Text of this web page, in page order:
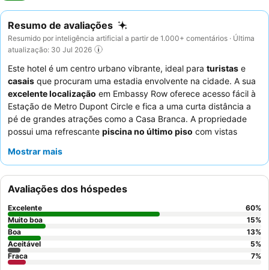
Resumo de avaliações
Resumido por inteligência artificial a partir de 1.000+ comentários · Última
atualização: 30 Jul 2026
Este hotel é um centro urbano vibrante, ideal para turistas e
casais que procuram uma estadia envolvente na cidade. A sua
excelente localização em Embassy Row oferece acesso fácil à
Estação de Metro Dupont Circle e fica a uma curta distância a
pé de grandes atrações como a Casa Branca. A propriedade
possui uma refrescante piscina no último piso com vistas
Os hóspedes elogiam consistentemente o
restaurante do hotel, especialmente o aclamado pequeno-
almoço e os cocktails artísticos. Para uma experiência
verdadeiramente elevada, considere reservar um quarto num
andar superior para potencialmente melhores vistas e um
ambiente mais tranquilo.
Mostrar mais
Avaliações dos hóspedes
Excelente 60%
Muito boa
15%
Boa
13%
Aceitável
5%
Fraca
7%